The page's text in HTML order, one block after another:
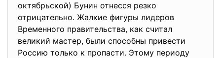
октябрьской) Бунин отнесся резко
отрицательно. Жалкие фигуры лидеров
Временного правительства, как считал
великий мастер, были способны привести
Россию только к пропасти. Этому периоду